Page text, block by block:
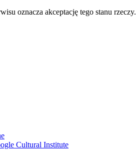
oznacza akceptację tego stanu rzeczy.
Cultural Institute